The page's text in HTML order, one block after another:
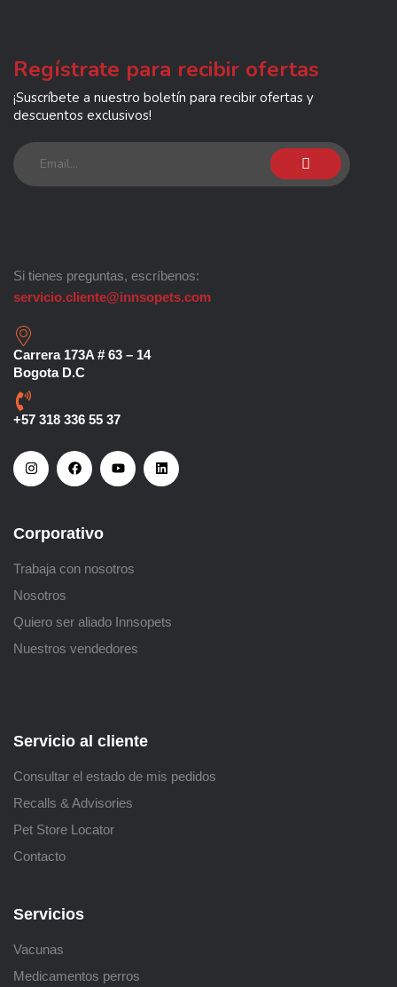
Regístrate para recibir ofertas
¡Suscríbete a nuestro boletín para recibir ofertas y
descuentos exclusivos!
Si tienes preguntas, escríbenos:
servicio.cliente@innsopets.com
Carrera 173A # 63 – 14
Bogota D.C
+57 318 336 55 37
Corporativo
Trabaja con nosotros
Nosotros
Quiero ser aliado Innsopets
Nuestros vendedores
Servicio al cliente
Consultar el estado de mis pedidos
Recalls & Advisories
Pet Store Locator
Contacto
Servicios
Vacunas
Medicamentos perros